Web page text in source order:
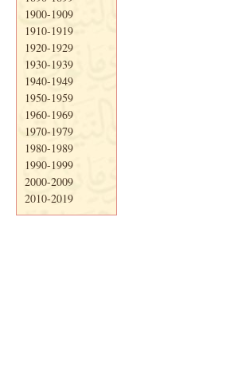
1900-1909
1910-1919
1920-1929
1930-1939
1940-1949
1950-1959
1960-1969
1970-1979
1980-1989
1990-1999
2000-2009
2010-2019